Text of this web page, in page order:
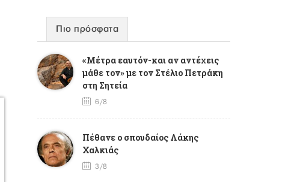
Πιο πρόσφατα
«Μέτρα εαυτόν-και αν αντέχεις
μάθε τον» με τον Στέλιο Πετράκη
στη Σητεία
6/8
Πέθανε ο σπουδαίος Λάκης
Χαλκιάς
3/8